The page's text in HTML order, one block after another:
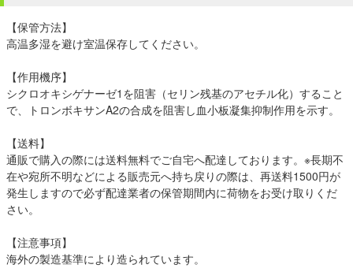
【保管方法】
高温多湿を避け室温保存してください。
【作用機序】
シクロオキシゲナーゼ1を阻害（セリン残基のアセチル化）すること
で、トロンボキサンA2の合成を阻害し血小板凝集抑制作用を示す。
【送料】
通販で購入の際には送料無料でご自宅へ配達しております。※長期不
在や宛所不明などによる販売元へ持ち戻りの際は、再送料1500円が
発生しますので必ず配達業者の保管期間内に荷物をお受け取りくだ
さい。
【注意事項】
海外の製造基準により造られています。